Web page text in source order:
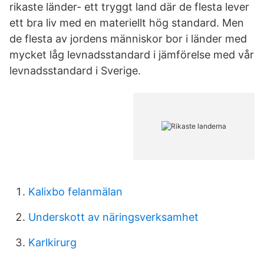
rikaste länder- ett tryggt land där de flesta lever
ett bra liv med en materiellt hög standard. Men
de flesta av jordens människor bor i länder med
mycket låg levnadsstandard i jämförelse med vår
levnadsstandard i Sverige.
Kalixbo felanmälan
Underskott av näringsverksamhet
Karlkirurg